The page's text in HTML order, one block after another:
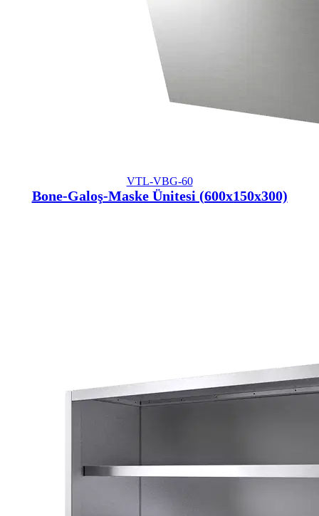
VTL-VBG-60
Bone-Galoş-Maske Ünitesi (600x150x300)